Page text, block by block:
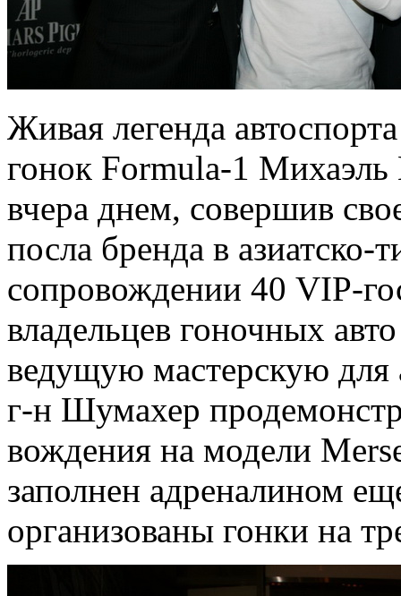
Живая легенда
гонок Formula-1
вчера днем, совершив
посла бренда в азиатско-
сопровождении 40 VIP-
владельцев гоночных
ведущую мастерскую
г-н Шумахер
вождения на модели
заполнен адреналином
организованы гонки на